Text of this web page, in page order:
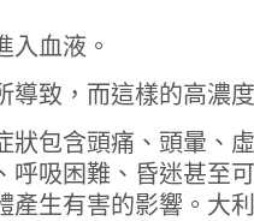
血液。
致，而這樣的高濃
包含頭痛、頭暈、
吸困難、昏迷甚至
生有害的影響。大